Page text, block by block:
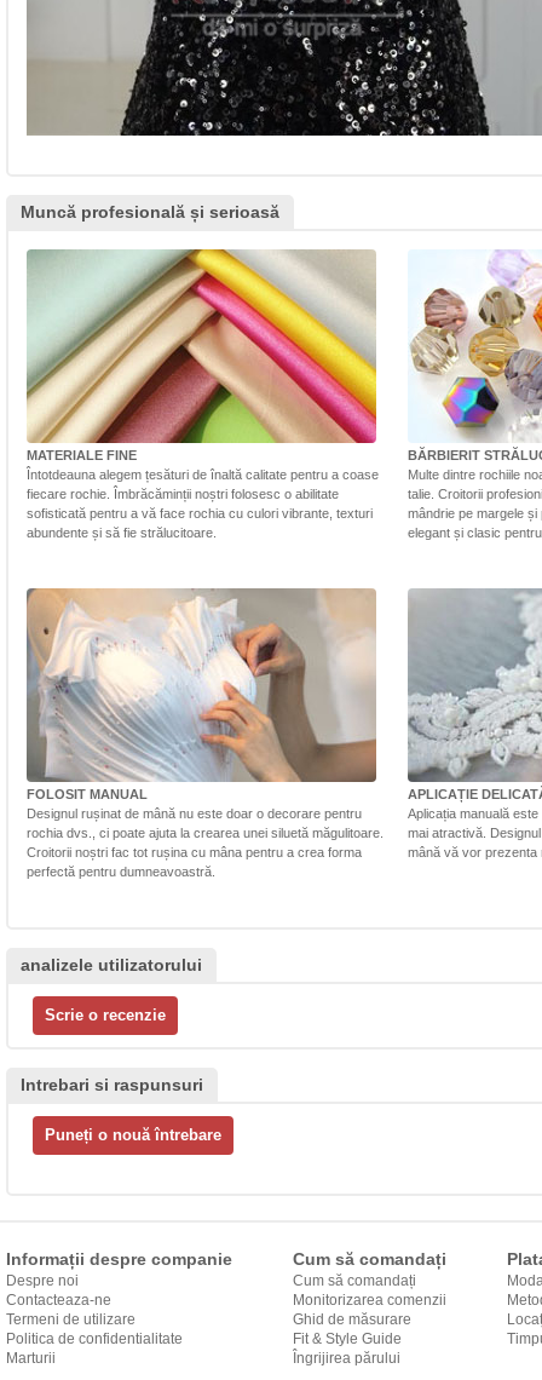
Muncă profesională și serioasă
MATERIALE FINE
Întotdeauna alegem țesături de înaltă calitate pentru a coase
fiecare rochie. Îmbrăcăminții noștri folosesc o abilitate
sofisticată pentru a vă face rochia cu culori vibrante, texturi
abundente și să fie strălucitoare.
BĂRBIERIT
Multe dintre rochiile
talie. Croitorii
mândrie pe margele
elegant și clasic
FOLOSIT MANUAL
Designul rușinat de mână nu este doar o decorare pentru
rochia dvs., ci poate ajuta la crearea unei siluetă măgulitoare.
Croitorii noștri fac tot rușina cu mâna pentru a crea forma
perfectă pentru dumneavoastră.
APLICAȚIE
Aplicația manuală
mai atractivă.
mână vă vor prezenta
analizele utilizatorului
Intrebari si raspunsuri
Informații despre companie
Despre noi
Contacteaza-ne
Termeni de utilizare
Politica de confidentialitate
Marturii
Cum să comandați
Cum să comandați
Monitorizarea comenzii
Ghid de măsurare
Fit & Style Guide
Îngrijirea părului
către